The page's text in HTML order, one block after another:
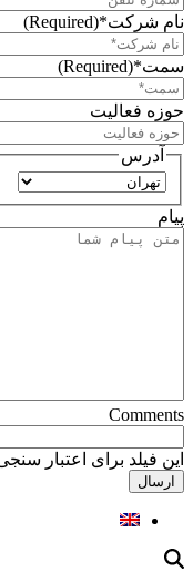
نام شرکت*(Required)
سمت*(Required)
حوزه فعالیت
آدرس
استان
پیام
Comments
این فیلد برای اعتبار